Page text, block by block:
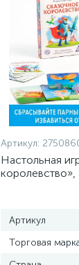
Артикул:
Настольная
королевство»,
Артикул
Торговая